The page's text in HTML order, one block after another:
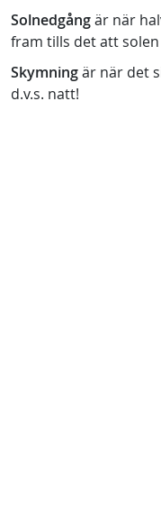
Solnedgångär när
fram tills det att
Skymningär när det
d.v.s. natt!